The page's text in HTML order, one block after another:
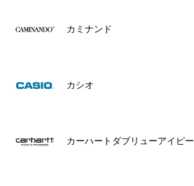
カミナンド
カシオ
カーハートダブリューアイピー